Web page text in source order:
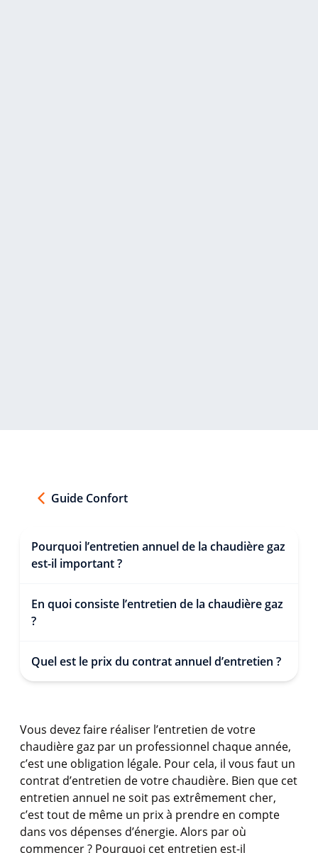
Guide Confort
Pourquoi l’entretien annuel de la chaudière gaz
est-il important ?
En quoi consiste l’entretien de la chaudière gaz
?
Quel est le prix du contrat annuel d’entretien ?
Vous devez faire réaliser l’entretien de votre
chaudière gaz par un professionnel chaque année,
c’est une obligation légale. Pour cela, il vous faut un
contrat d’entretien de votre chaudière. Bien que cet
entretien annuel ne soit pas extrêmement cher,
c’est tout de même un prix à prendre en compte
dans vos dépenses d’énergie. Alors par où
commencer ? Pourquoi cet entretien est-il